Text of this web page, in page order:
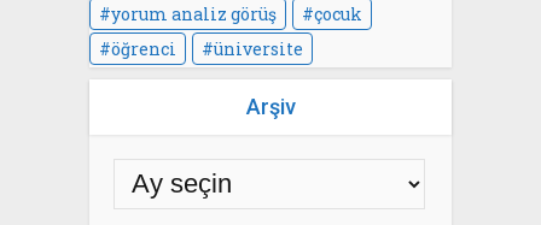
yorum analiz görüş
çocuk
öğrenci
üniversite
Arşiv